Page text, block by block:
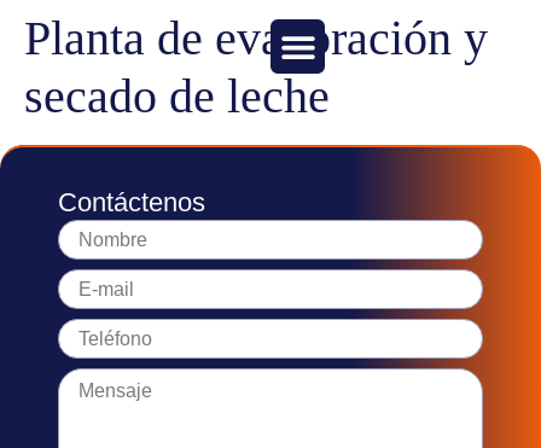
Planta de evaporación y
secado de leche
Contáctenos